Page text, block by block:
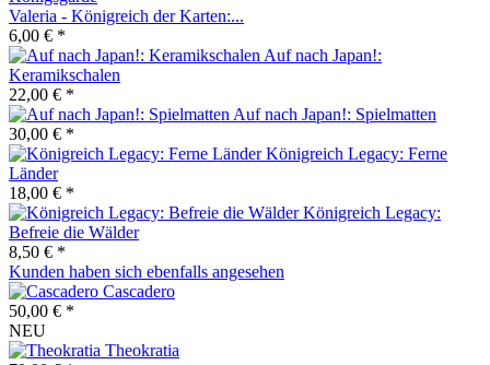
Valeria - Königreich der Karten:...
6,00 € *
Auf nach Japan!:
Keramikschalen
22,00 € *
Auf nach Japan!: Spielmatten
30,00 € *
Königreich Legacy: Ferne
Länder
18,00 € *
Königreich Legacy:
Befreie die Wälder
8,50 € *
Kunden haben sich ebenfalls angesehen
Cascadero
50,00 € *
NEU
Theokratia